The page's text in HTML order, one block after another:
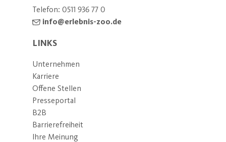
Telefon: 0511 936 77 0
info@erlebnis-zoo.de
LINKS
Unternehmen
Karriere
Offene Stellen
Presseportal
B2B
Barrierefreiheit
Ihre Meinung